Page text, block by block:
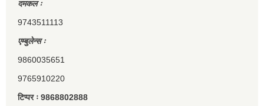
दमकल ः
9743511113
एम्बुलेन्स ः
9860035651
9765910220
टिप्पर ः 9868802888